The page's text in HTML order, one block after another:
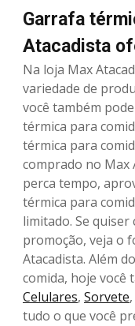
Garrafa
Atacadista
Na loja Max
variedade de
você também
térmica para
térmica para
comprado no Max
perca tempo,
térmica para
limitado. Se
promoção, veja o
Atacadista. Além
comida, hoje você
Celulares, Sorvete,
tudo o que você